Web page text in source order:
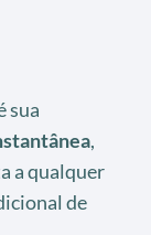
sua
,
a qualquer
de